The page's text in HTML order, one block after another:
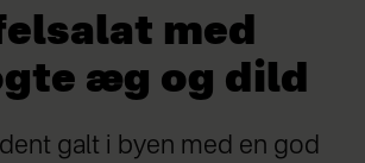
med
æg og dild
galt i byen med en god